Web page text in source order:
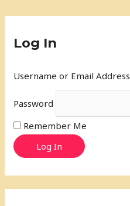
Log In
Username or Email Address
Password
Remember Me
Log In